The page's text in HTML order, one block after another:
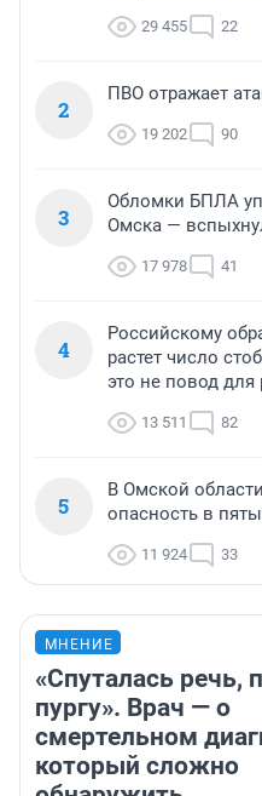
29 455 22
2
ПВО отражает
19 202 90
3
Обломки БПЛА
Омска —
17 978 41
4
Российскому
растет число
это не повод для
13 511 82
5
В Омской
опасность в
11 924 33
МНЕНИЕ
«Спуталась речь,
пургу». Врач — о
смертельном
который сложно